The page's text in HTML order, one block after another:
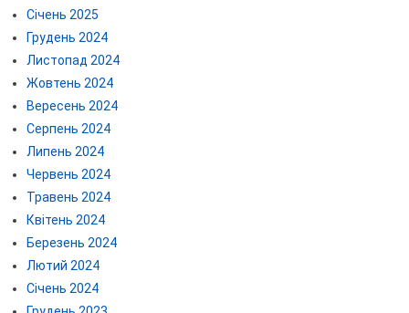
Січень 2025
Грудень 2024
Листопад 2024
Жовтень 2024
Вересень 2024
Серпень 2024
Липень 2024
Червень 2024
Травень 2024
Квітень 2024
Березень 2024
Лютий 2024
Січень 2024